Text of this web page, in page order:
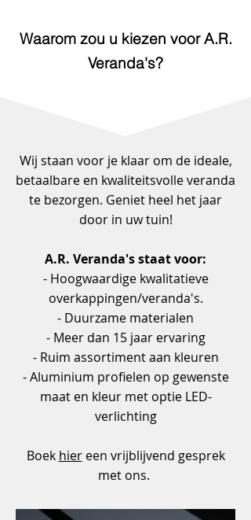
Waarom zou u kiezen voor A.R.
Veranda's?
Wij staan voor je klaar om de ideale,
betaalbare en kwaliteitsvolle veranda
te bezorgen. Geniet heel het jaar
door in uw tuin!
A.R. Veranda's staat voor:
- Hoogwaardige kwalitatieve
overkappingen/veranda's.
- Duurzame materialen
- Meer dan 15 jaar ervaring
- Ruim assortiment aan kleuren
- Aluminium profielen op gewenste
maat en kleur met optie LED-
verlichting
Boek hiereen vrijblijvend gesprek
met ons.